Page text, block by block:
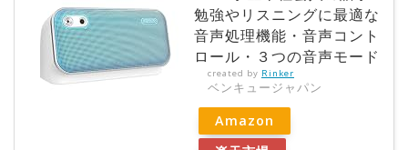
勉強やリスニングに最適な
音声処理機能・音声コント
ロール・３つの音声モード
created by Rinker
ベンキュージャパン
Amazon